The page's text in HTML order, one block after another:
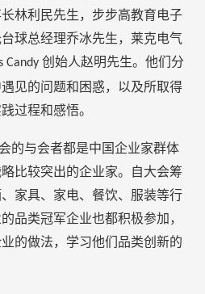
林利民先生，步步高教育电子
球总经理乔冰先生，莱克电气
Candy 创始人赵明先生。他们分
见的问题和困惑，以及所取得
过程和感悟。
的与会者都是中国企业家群体
比较突出的企业家。自大会筹
家具、家电、餐饮、服装等行
品类冠军企业也都积极参加，
的做法，学习他们品类创新的